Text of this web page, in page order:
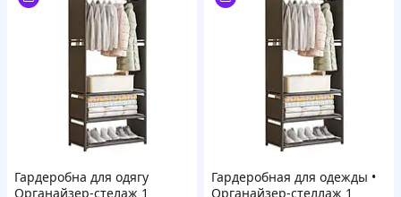
Гардеробна для одягу
Органайзер-стелаж 1
Гардеробная для одежды •
Органайзер-стеллаж 1